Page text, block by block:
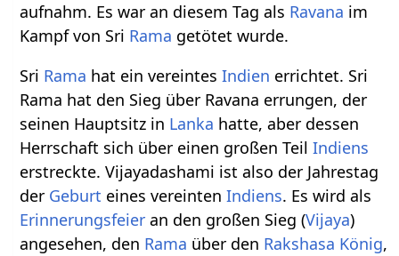
aufnahm. Es war an diesem Tag als Ravana im
Kampf von Sri Rama getötet wurde.
Sri Rama hat ein vereintesIndien errichtet. Sri
Rama hat den Sieg über Ravana errungen, der
seinen Hauptsitz in Lanka hatte, aber dessen
Herrschaft sich über einen großen TeilIndiens
erstreckte. Vijayadashami ist also der Jahrestag
der Geburt eines vereintenIndiens. Es wird als
Erinnerungsfeier an den großen Sieg (Vijaya)
angesehen, den Rama über den Rakshasa König,